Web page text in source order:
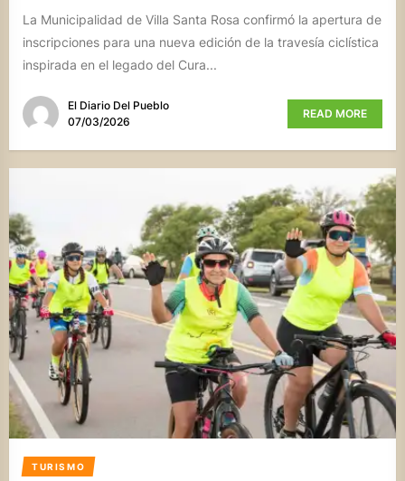
La Municipalidad de Villa Santa Rosa confirmó la apertura de
inscripciones para una nueva edición de la travesía ciclística
inspirada en el legado del Cura...
El Diario Del Pueblo
07/03/2026
READ MORE
TURISMO